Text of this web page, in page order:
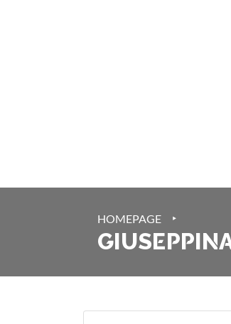
HOMEPAGE ‣